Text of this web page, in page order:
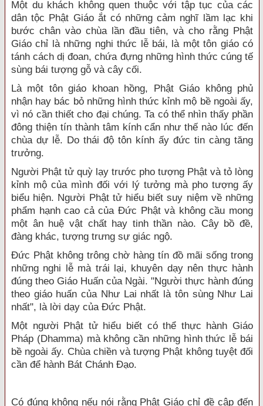
Một du khách không quen thuộc với tập tục của các
dân tộc Phật Giáo ắt có những cảm nghĩ lầm lạc khi
bước chân vào chùa lần đầu tiên, và cho rằng Phật
Giáo chỉ là những nghi thức lễ bái, là một tôn giáo có
tánh cách dị đoan, chứa đựng những hình thức cúng tế
sùng bái tượng gỗ và cây cối.
Là một tôn giáo khoan hồng, Phật Giáo không phủ
nhận hay bác bỏ những hình thức kỉnh mộ bề ngoài ấy,
vì nó cần thiết cho đại chúng. Ta có thể nhìn thấy phần
đông thiện tín thành tâm kính cẩn như thế nào lúc đến
chùa dự lễ. Do thái độ tôn kính ấy đức tin càng tăng
trưởng.
Người Phật tử quỳ lạy trước pho tượng Phật và tỏ lòng
kỉnh mộ của mình đối với lý tưởng mà pho tượng ấy
biểu hiện. Người Phật tử hiểu biết suy niệm về những
phẩm hạnh cao cả của Đức Phật và không cầu mong
một ân huệ vật chất hay tinh thần nào. Cây bồ đề,
đàng khác, tượng trưng sự giác ngộ.
Đức Phật không trông chờ hàng tín đồ mãi sống trong
những nghi lễ mà trái lại, khuyên dạy nên thực hành
đúng theo Giáo Huấn của Ngài. "Người thực hành đúng
theo giáo huấn của Như Lai nhất là tôn sùng Như Lai
nhất", là lời dạy của Đức Phật.
Một người Phật tử hiểu biết có thể thực hành Giáo
Pháp (Dhamma) mà không cần những hình thức lễ bái
bề ngoài ấy. Chùa chiền và tượng Phật không tuyệt đối
cần để hành Bát Chánh Đạo.
Có đúng không nếu nói rằng Phật Giáo chỉ đề cập đến